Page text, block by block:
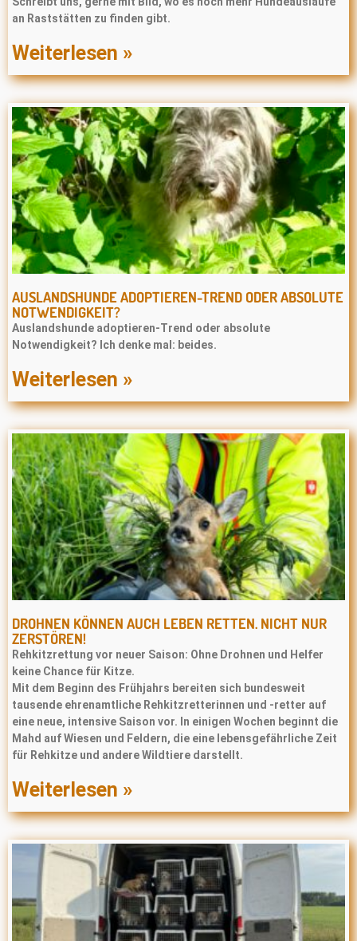
an Raststätten zu finden gibt.
Weiterlesen »
AUSLANDSHUNDE ADOPTIEREN-TREND ODER ABSOLUTE
NOTWENDIGKEIT?
Auslandshunde adoptieren-Trend oder absolute
Notwendigkeit? Ich denke mal: beides.
Weiterlesen »
DROHNEN KÖNNEN AUCH LEBEN RETTEN. NICHT NUR
ZERSTÖREN!
Rehkitzrettung vor neuer Saison: Ohne Drohnen und Helfer
keine Chance für Kitze.
Mit dem Beginn des Frühjahrs bereiten sich bundesweit
tausende ehrenamtliche Rehkitzretterinnen und -retter auf
eine neue, intensive Saison vor. In einigen Wochen beginnt die
Mahd auf Wiesen und Feldern, die eine lebensgefährliche Zeit
für Rehkitze und andere Wildtiere darstellt.
Weiterlesen »